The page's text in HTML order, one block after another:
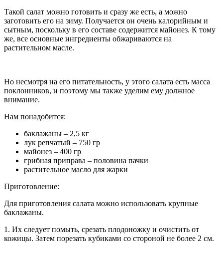
Такой салат можно готовить и сразу же есть, а можно
заготовить его на зиму. Получается он очень калорийным и
сытным, поскольку в его составе содержится майонез. К тому
же, все основные ингредиенты обжариваются на
растительном масле.
Но несмотря на его питательность, у этого салата есть масса
поклонников, и поэтому мы также уделим ему должное
внимание.
Нам понадобится:
баклажаны – 2,5 кг
лук репчатый – 750 гр
майонез – 400 гр
грибная приправа – половина пачки
растительное масло для жарки
Приготовление:
Для приготовления салата можно использовать крупные
баклажаны.
1. Их следует помыть, срезать плодоножку и очистить от
кожицы. Затем порезать кубиками со стороной не более 2 см.